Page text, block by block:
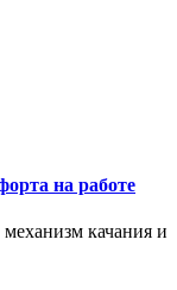
на работе
качания и